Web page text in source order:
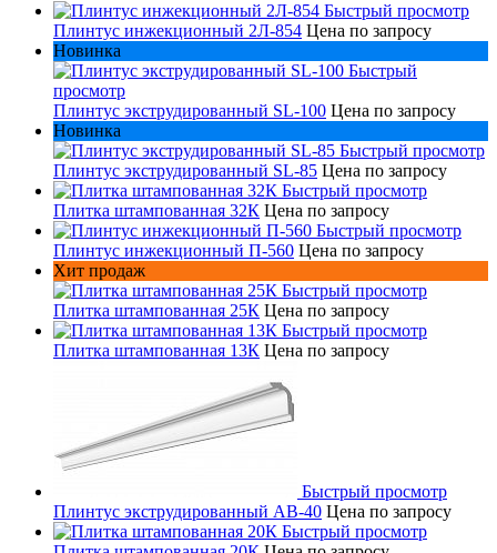
Быстрый просмотр
Плинтус инжекционный 2Л-854 Цена по запросу
Новинка
Быстрый
просмотр
Плинтус экструдированный SL-100 Цена по запросу
Новинка
Быстрый просмотр
Плинтус экструдированный SL-85 Цена по запросу
Быстрый просмотр
Плитка штампованная 32К Цена по запросу
Быстрый просмотр
Плинтус инжекционный П-560 Цена по запросу
Хит продаж
Быстрый просмотр
Плитка штампованная 25К Цена по запросу
Быстрый просмотр
Плитка штампованная 13К Цена по запросу
Быстрый просмотр
Плинтус экструдированный AB-40 Цена по запросу
Быстрый просмотр